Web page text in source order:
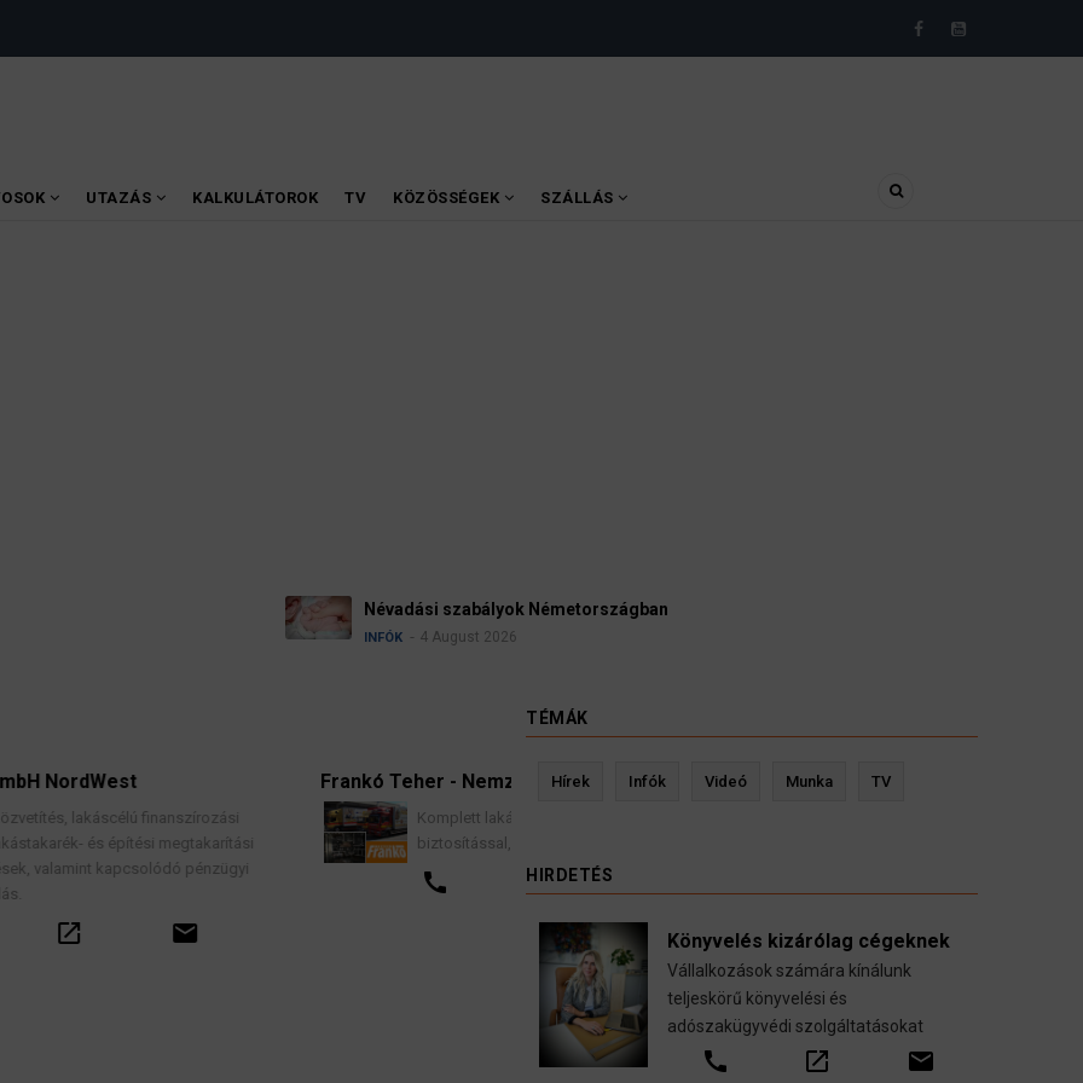
UTAZÁS KALKULÁTOROK TV KÖZÖSSÉGEK SZÁLLÁS
Névadási szabályok Németországban
INFÓK 4 August 2026
megtakarítási
pénzügyi
Frankó Teher - Nemzetközi Költöztetés
Komplett lakások professzionális költöztetése
biztosítással, teljes garancia vállalással.
Kevin Ressler biztosítási szakértő
TÉMÁK
Hírek Infók Videó Munka TV
HIRDETÉS
Könyvelés kizárólag cégeknek
Vállalkozások számára kínálunk
teljeskörű könyvelési és
adószakügyvédi szolgáltatásokat
call open_in_new email